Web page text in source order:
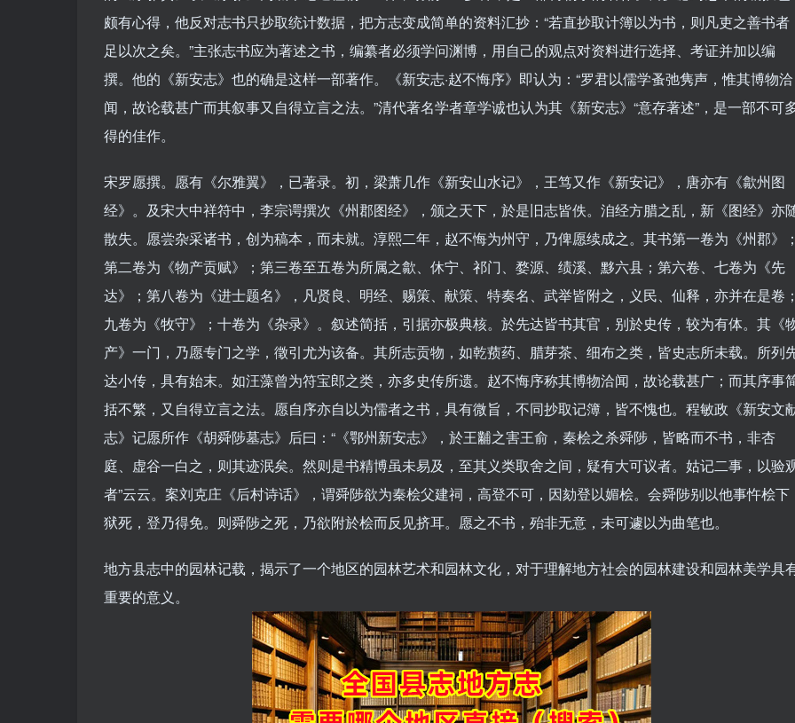
颇有心得，他反对志书只抄取统计数据，把方志变成简单的资料汇抄：“若直抄取计簿以为书，则凡吏之善书者
足以次之矣。”主张志书应为著述之书，编纂者必须学问渊博，用自己的观点对资料进行选择、考证并加以编
撰。他的《新安志》也的确是这样一部著作。《新安志·赵不悔序》即认为：“罗君以儒学蚤弛隽声，惟其博物洽
闻，故论载甚广而其叙事又自得立言之法。”清代著名学者章学诚也认为其《新安志》“意存著述”，是一部不可
得的佳作。
宋罗愿撰。愿有《尔雅翼》，已著录。初，梁萧几作《新安山水记》，王笃又作《新安记》，唐亦有《歙州图
经》。及宋大中祥符中，李宗谔撰次《州郡图经》，颁之天下，於是旧志皆佚。洎经方腊之乱，新《图经》亦
散失。愿尝杂采诸书，创为稿本，而未就。淳熙二年，赵不悔为州守，乃俾愿续成之。其书第一卷为《州郡》
第二卷为《物产贡赋》；第三卷至五卷为所属之歙、休宁、祁门、婺源、绩溪、黟六县；第六卷、七卷为《先
达》；第八卷为《进士题名》，凡贤良、明经、赐策、献策、特奏名、武举皆附之，义民、仙释，亦并在是卷
九卷为《牧守》；十卷为《杂录》。叙述简括，引据亦极典核。於先达皆书其官，别於史传，较为有体。其《
产》一门，乃愿专门之学，徵引尤为该备。其所志贡物，如乾蓣药、腊芽茶、细布之类，皆史志所未载。所列
达小传，具有始末。如汪藻曾为符宝郎之类，亦多史传所遗。赵不悔序称其博物洽闻，故论载甚广；而其序事
括不繁，又自得立言之法。愿自序亦自以为儒者之书，具有微旨，不同抄取记簿，皆不愧也。程敏政《新安文
志》记愿所作《胡舜陟墓志》后曰：“《鄂州新安志》，於王黼之害王俞，秦桧之杀舜陟，皆略而不书，非杏
庭、虚谷一白之，则其迹泯矣。然则是书精博虽未易及，至其义类取舍之间，疑有大可议者。姑记二事，以验
者”云云。案刘克庄《后村诗话》，谓舜陟欲为秦桧父建祠，高登不可，因劾登以媚桧。会舜陟别以他事忤桧下
狱死，登乃得免。则舜陟之死，乃欲附於桧而反见挤耳。愿之不书，殆非无意，未可遽以为曲笔也。
地方县志中的园林记载，揭示了一个地区的园林艺术和园林文化，对于理解地方社会的园林建设和园林美学具
重要的意义。